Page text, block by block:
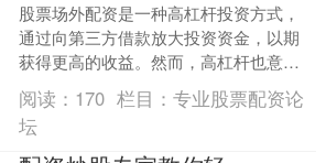
股票场外配资是一种高杠杆投资方式，
通过向第三方借款放大投资资金，以期
获得更高的收益。然而，高杠杆也意味
着更高的风险。 **财富盛宴** 场外配资
可以放大投资收益....
阅读： 170 栏目：专业股票配资论
坛